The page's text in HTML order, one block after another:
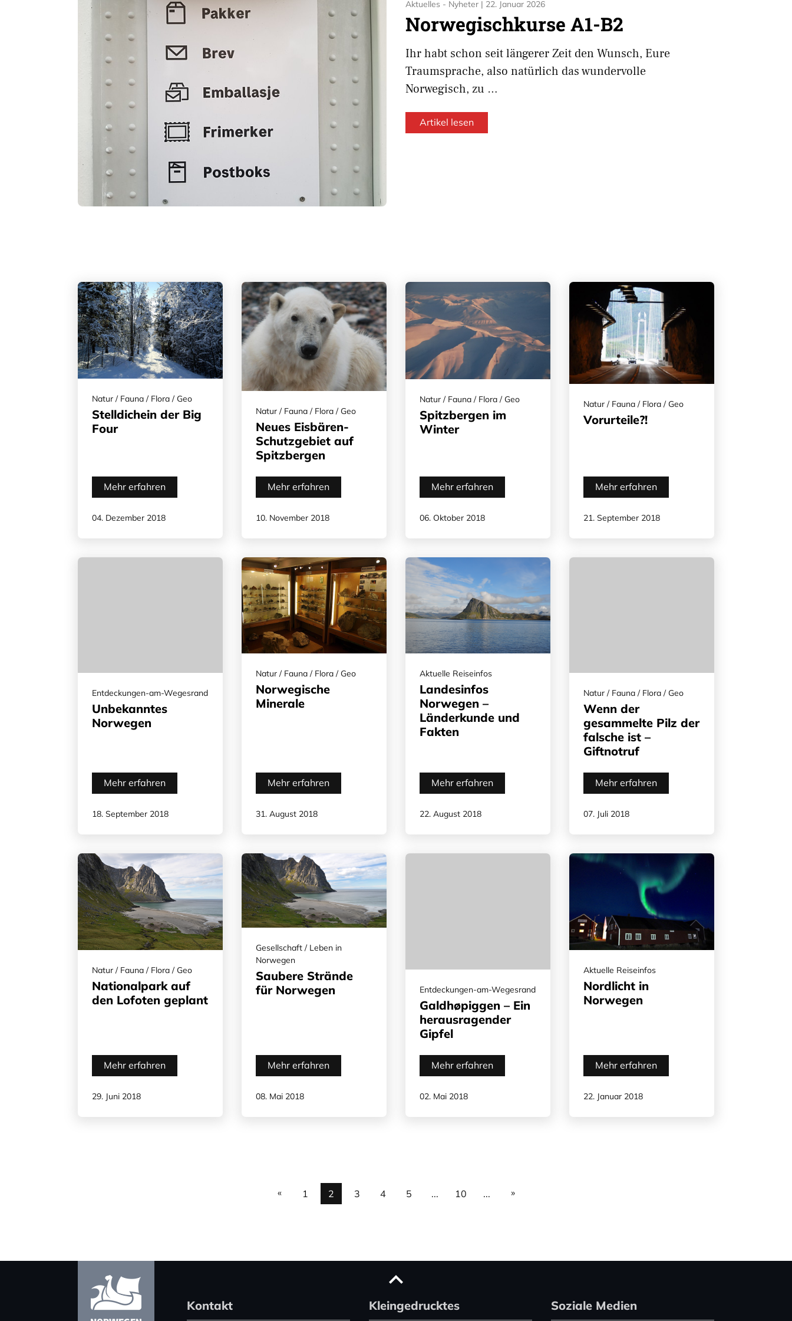
Aktuelles - Nyheter | 22. Januar 2026
Norwegischkurse A1-B2
Ihr habt schon seit längerer Zeit den Wunsch, Eure
Traumsprache, also natürlich das wundervolle
Norwegisch, zu …
Artikel lesen
Natur / Fauna / Flora / Geo
Stelldichein der Big
Four
Mehr erfahren
04. Dezember 2018
Natur / Fauna / Flora / Geo
Neues Eisbären-
Schutzgebiet auf
Spitzbergen
Mehr erfahren
10. November 2018
Natur / Fauna / Flora / Geo
Spitzbergen im
Winter
Mehr erfahren
06. Oktober 2018
Natur / Fauna / Flora / Geo
Vorurteile?!
Mehr erfahren
21. September 2018
Entdeckungen-am-Wegesrand
Unbekanntes
Norwegen
Mehr erfahren
18. September 2018
Natur / Fauna / Flora / Geo
Norwegische
Minerale
Mehr erfahren
31. August 2018
Aktuelle Reiseinfos
Landesinfos
Norwegen –
Länderkunde und
Fakten
Mehr erfahren
22. August 2018
Natur / Fauna / Flora / Geo
Wenn der
gesammelte Pilz der
falsche ist –
Giftnotruf
Mehr erfahren
07. Juli 2018
Natur / Fauna / Flora / Geo
Nationalpark auf
den Lofoten geplant
Mehr erfahren
29. Juni 2018
Gesellschaft / Leben in
Norwegen
Saubere Strände
für Norwegen
Mehr erfahren
08. Mai 2018
Entdeckungen-am-Wegesrand
Galdhøpiggen – Ein
herausragender
Gipfel
Mehr erfahren
02. Mai 2018
Aktuelle Reiseinfos
Nordlicht in
Norwegen
Mehr erfahren
22. Januar 2018
« 1 2 3 4 5 ... 10 ... »
Kontakt Kleingedrucktes Soziale Medien